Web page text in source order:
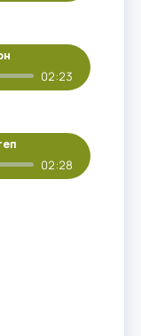
02:23
02:28